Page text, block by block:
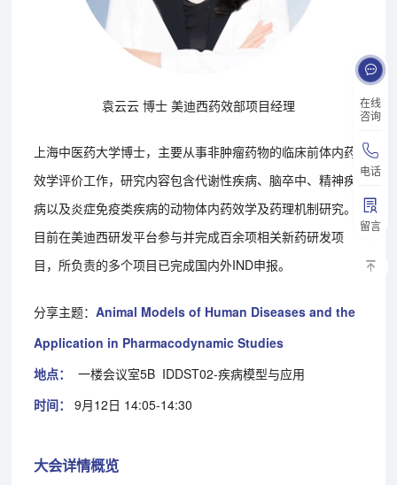
在线
咨询
电话
留言
袁云云 博士 美迪西药效部项目经理
上海中医药大学博士，主要从事非肿瘤药物的临床前体内药
效学评价工作，研究内容包含代谢性疾病、脑卒中、精神疾
病以及炎症免疫类疾病的动物体内药效学及药理机制研究。
目前在美迪西研发平台参与并完成百余项相关新药研发项
目，所负责的多个项目已完成国内外IND申报。
分享主题：Animal Models of Human Diseases and the
Application in Pharmacodynamic Studies
地点：
一楼会议室5B IDDST02-疾病模型与应用
时间：
9月12日 14:05-14:30
大会详情概览